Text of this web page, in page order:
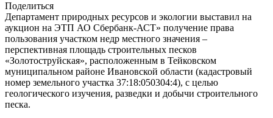
Поделиться
Департамент природных ресурсов и экологии выставил на
аукцион на ЭТП АО Сбербанк-АСТ» получение права
пользования участком недр местного значения –
перспективная площадь строительных песков
«Золотоструйская», расположенным в Тейковском
муниципальном районе Ивановской области (кадастровый
номер земельного участка 37:18:050304:4), с целью
геологического изучения, разведки и добычи строительного
песка.